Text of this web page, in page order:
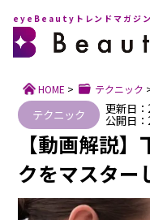
eyeBeautyトレンドマガジン
HOME > テクニック
テクニック 更新日
公開日
【動画解説
クをマスター